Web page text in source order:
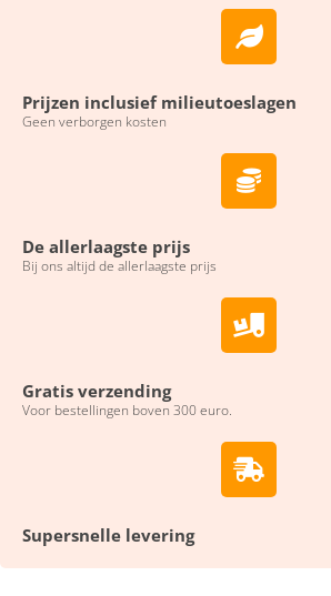
Prijzen inclusief milieutoeslagen
Geen verborgen kosten
De allerlaagste prijs
Bij ons altijd de allerlaagste prijs
Gratis verzending
Voor bestellingen boven 300 euro.
Supersnelle levering